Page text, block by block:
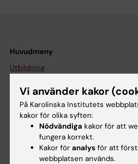
Huvudmeny
Utbildning
Forskning
Om KI
På gång
Vi använder kakor
På Karolinska Institutets
kakor för olika syften:
Nödvändiga kakor för att
fungera korrekt.
Kakor för analys för att
webbplatsen används.